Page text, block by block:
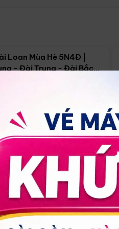
Loan Mùa Hè 5N4Đ |
- Đài Trung - Đài Bắc
18/09